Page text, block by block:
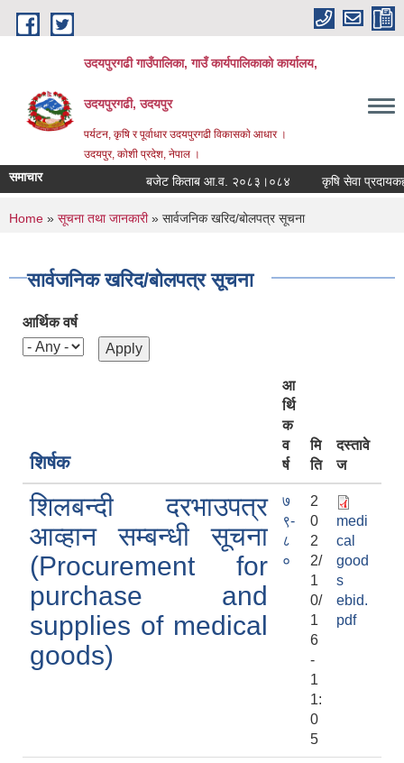
Skip to main content
उदयपुरगढी गाउँपालिका, गाउँ कार्यपालिकाको कार्यालय,
उदयपुरगढी, उदयपुर
पर्यटन, कृषि र पूर्वाधार उदयपुरगढी विकासकाे आधार ।
उदयपुर, काेशी प्रदेश, नेपाल ।
समाचार बजेट किताब आ.व. २०८३।०८४ कृषि सेवा
You are here
Home » सूचना तथा जानकारी» सार्वजनिक खरिद/बोलपत्र सूचना
सार्वजनिक खरिद/बोलपत्र सूचना
आर्थिक वर्ष
शिर्षक
आ
र्थि
क
व
र्ष
मि
ति
दस्तावे
ज
शिलबन्दी दरभाउपत्र
आव्हान सम्बन्धी सूचना
(Procurement for
purchase and
supplies of medical
goods)
७
९-
८
०
2
0
2
2/
1
0/
1
6
-
1
1:
0
5
medi
cal
good
s
ebid.
pdf